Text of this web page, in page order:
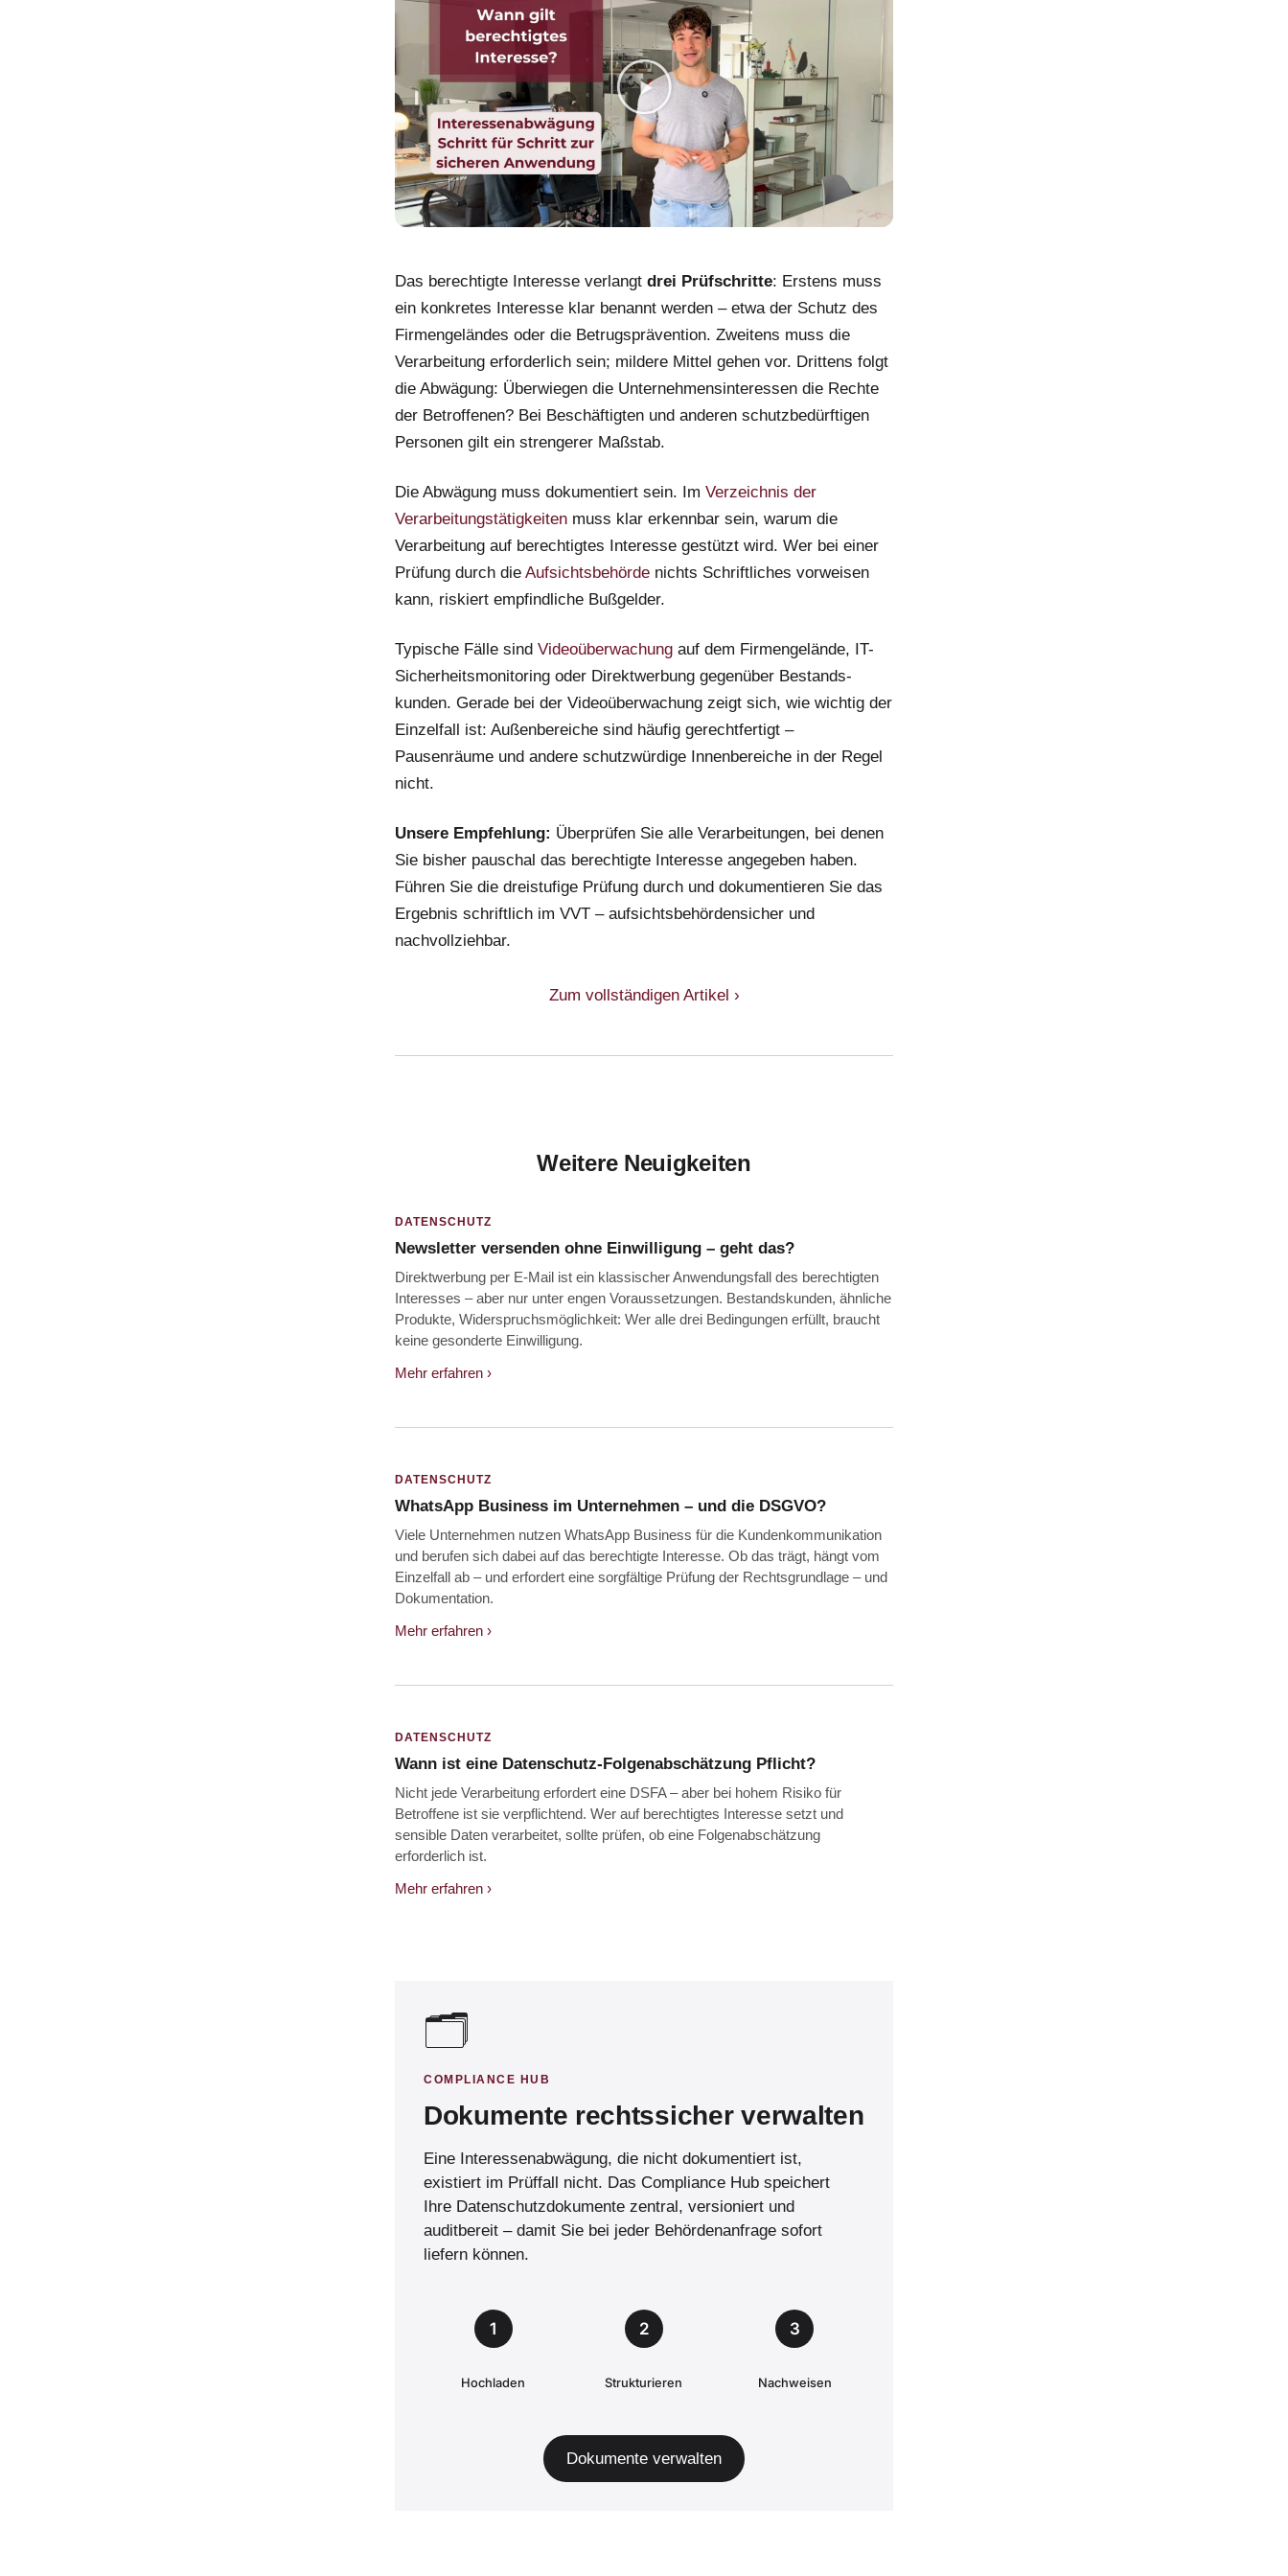
Das berechtigte Interesse verlangt drei Prüfschritte: Erstens muss
ein konkretes Interesse klar benannt werden – etwa der Schutz des
Firmen­geländes oder die Betrugsprävention. Zweitens muss die
Verarbeitung erforderlich sein; mildere Mittel gehen vor. Drittens folgt
die Abwägung: Überwiegen die Unternehmens­interessen die Rechte
der Betroffenen? Bei Beschäftigten und anderen schutzbedürftigen
Personen gilt ein strengerer Maßstab.
Die Abwägung muss dokumentiert sein. Im Verzeichnis der
Verarbeitungs­tätigkeiten muss klar erkennbar sein, warum die
Verarbeitung auf berechtigtes Interesse gestützt wird. Wer bei einer
Prüfung durch die Aufsichts­behörde nichts Schriftliches vorweisen
kann, riskiert empfindliche Bußgelder.
Typische Fälle sind Video­überwachung auf dem Firmen­gelände, IT-
Sicherheits­monitoring oder Direkt­werbung gegenüber Bestands­
kunden. Gerade bei der Video­überwachung zeigt sich, wie wichtig der
Einzelfall ist: Außenbereiche sind häufig gerechtfertigt –
Pausenräume und andere schutz­würdige Innenbereiche in der Regel
nicht.
Unsere Empfehlung: Überprüfen Sie alle Verarbeitungen, bei denen
Sie bisher pauschal das berechtigte Interesse angegeben haben.
Führen Sie die dreistufige Prüfung durch und dokumentieren Sie das
Ergebnis schriftlich im VVT – aufsichtsbehördensicher und
nachvollziehbar.
Zum vollständigen Artikel ›
Weitere Neuigkeiten
DATENSCHUTZ
Newsletter versenden ohne Einwilligung – geht das?
Direkt­werbung per E-Mail ist ein klassischer Anwendungsfall des berechtigten
Interesses – aber nur unter engen Voraussetzungen. Bestands­kunden, ähnliche
Produkte, Widerspruchs­möglichkeit: Wer alle drei Bedingungen erfüllt, braucht
keine gesonderte Einwilligung.
Mehr erfahren ›
DATENSCHUTZ
WhatsApp Business im Unternehmen – und die DSGVO?
Viele Unternehmen nutzen WhatsApp Business für die Kundenkommunikation
und berufen sich dabei auf das berechtigte Interesse. Ob das trägt, hängt vom
Einzelfall ab – und erfordert eine sorgfältige Prüfung der Rechtsgrundlage – und
Dokumentation.
Mehr erfahren ›
DATENSCHUTZ
Wann ist eine Datenschutz-Folgenabschätzung Pflicht?
Nicht jede Verarbeitung erfordert eine DSFA – aber bei hohem Risiko für
Betroffene ist sie verpflichtend. Wer auf berechtigtes Interesse setzt und
sensible Daten verarbeitet, sollte prüfen, ob eine Folgenabschätzung
erforderlich ist.
Mehr erfahren ›
🗂️
COMPLIANCE HUB
Dokumente rechts­sicher verwalten
Eine Interessenabwägung, die nicht dokumentiert ist,
existiert im Prüffall nicht. Das Compliance Hub speichert
Ihre Datenschutz­dokumente zentral, versioniert und
auditbereit – damit Sie bei jeder Behörden­anfrage sofort
liefern können.
1
Hochladen
2
Strukturieren
3
Nachweisen
Dokumente verwalten